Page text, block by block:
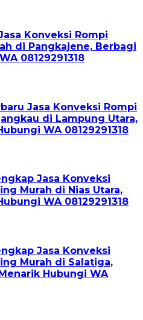
Konveksi Rompi
di Pangkajene, Berbagi
08129291318
Jasa Konveksi Rompi
di Lampung Utara,
WA 08129291318
Jasa Konveksi
Murah di Nias Utara,
WA 08129291318
Jasa Konveksi
Murah di Salatiga,
Hubungi WA